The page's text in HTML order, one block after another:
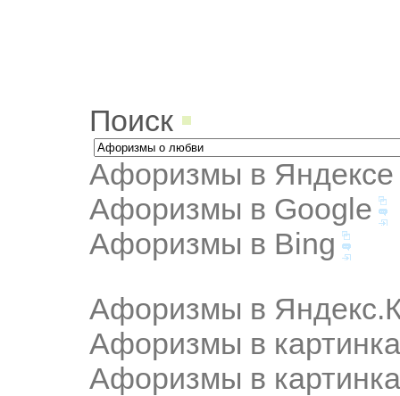
Поиск
Афоризмы в Яндексе
Афоризмы в Google
Афоризмы в Bing
Афоризмы в
Афоризмы в
Афоризмы в